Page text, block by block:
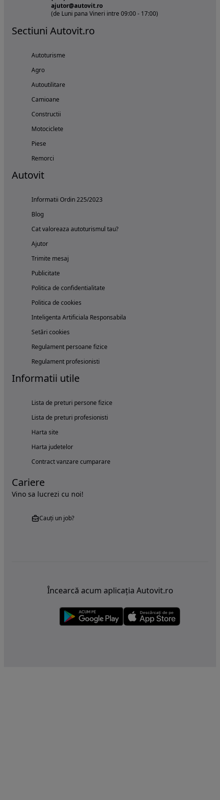
ajutor@autovit.ro
(de Luni pana Vineri intre 09:00 - 17:00)
Sectiuni Autovit.ro
Autoturisme
Agro
Autoutilitare
Camioane
Constructii
Motociclete
Piese
Remorci
Autovit
Informatii Ordin 225/2023
Blog
Cat valoreaza autoturismul tau?
Ajutor
Trimite mesaj
Publicitate
Politica de confidentialitate
Politica de cookies
Inteligenta Artificiala Responsabila
Setări cookies
Regulament persoane fizice
Regulament profesionisti
Informatii utile
Lista de preturi persone fizice
Lista de preturi profesionisti
Harta site
Harta judetelor
Contract vanzare cumparare
Cariere
Vino sa lucrezi cu noi!
Cauți un job?
Încearcă acum aplicația Autovit.ro